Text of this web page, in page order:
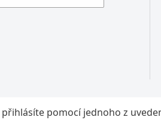
přihlásíte pomocí jednoho z